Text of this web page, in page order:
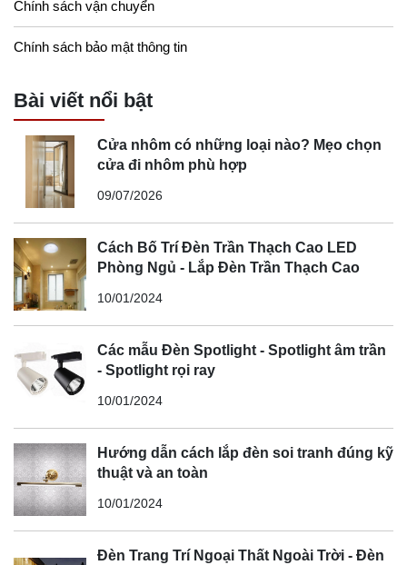
Chính sách vận chuyển
Chính sách bảo mật thông tin
Bài viết nổi bật
Cửa nhôm có những loại nào? Mẹo chọn
cửa đi nhôm phù hợp
09/07/2026
Cách Bố Trí Đèn Trần Thạch Cao LED
Phòng Ngủ - Lắp Đèn Trần Thạch Cao
10/01/2024
Các mẫu Đèn Spotlight - Spotlight âm trần
- Spotlight rọi ray
10/01/2024
Hướng dẫn cách lắp đèn soi tranh đúng kỹ
thuật và an toàn
10/01/2024
Đèn Trang Trí Ngoại Thất Ngoài Trời - Đèn